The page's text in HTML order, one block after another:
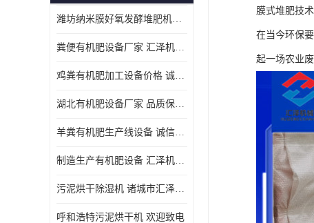
潍坊纳米膜好氧发酵堆肥机定制
粪便有机肥设备厂家 汇泽机械 免费报价
鸡粪有机肥加工设备价格 诚信卖家 致电了解
湖北有机肥设备厂家 品质保障 欢迎咨询
羊粪有机肥生产线设备 诚信卖家 致电了解
制造生产有机肥设备 汇泽机械 免费报价
污泥烘干除湿机 诸城市汇泽机械有限公司
呼和浩特污泥烘干机 欢迎致电
膜式堆肥技
在当今环保
起一场农业